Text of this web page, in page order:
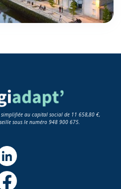
au capital social de 11 658,80 €,
sous le numéro 948 900 675.